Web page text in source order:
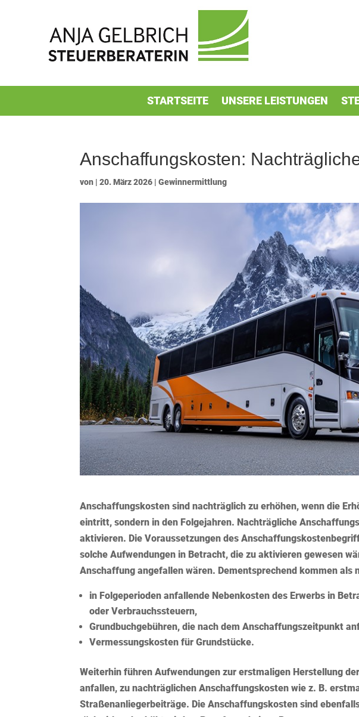
STARTSEITE UNSERE LEISTUNGEN
Anschaffungskosten:
von |20. März 2026 |Gewinnermittlung
Anschaffungskosten sind nachträglich zu erhöhen, wenn die
eintritt, sondern in den Folgejahren. Nachträgliche
aktivieren. Die Voraussetzungen des
solche Aufwendungen in Betracht, die zu aktivieren gewesen
Anschaffung angefallen wären. Dementsprechend kommen als
in Folgeperioden anfallende Nebenkosten des Erwerbs in
oder Verbrauchssteuern,
Grundbuchgebühren, die nach dem Anschaffungszeitpunkt
Vermessungskosten für Grundstücke.
Weiterhin führen Aufwendungen zur erstmaligen Herstellung
anfallen, zu nachträglichen Anschaffungskosten wie z. B.
Straßenanliegerbeiträge. Die Anschaffungskosten sind